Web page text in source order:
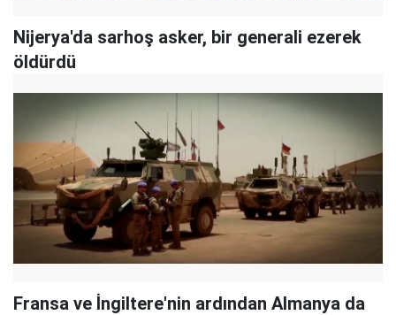
Nijerya'da sarhoş asker, bir generali ezerek
öldürdü
Fransa ve İngiltere'nin ardından Almanya da